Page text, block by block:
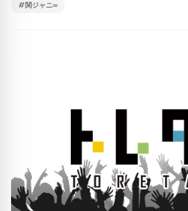
#関ジャニ∞